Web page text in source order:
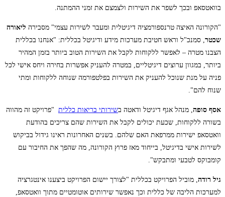
בוואטסאפ ובכך לשפר את השירות ולצמצם את זמני ההמתנה.
"הקורונה האיצה טרנספורמציה דיגיטלית ומעבר לשירות עצמי" מסבירה ליאורה
שכטר, סמנכ"ל וראש חטיבת מערכות מידע ודיגיטל בכללית: "אנחנו בכללית
הצבנו מטרה – לאפשר ללקוחות לקבל את השירות הטוב ביותר בזמן המהיר
ביותר, במגוון ערוצים דיגיטליים, במטרה להעניק אפשרות בחירה ויחס אישי לכל
פניה על מנת שנוכל להעניק את השירות בפלטפורמה שנוחה ללקוחות ומתי
שנוח להם".
אסף סופה, מנהל אגף דיגיטל ודאטה בשירותי בריאות כללית "פרויקט זה מהווה
בשורה ללקוחות, שכעת יכולים לקבל את השירות שהם צריכים בהודעת
וואטסאפ ישירות ממרפאת האם שלהם. בשנים האחרונות ראינו גידול בביקוש
לשירות אישי בדיגיטל, בייחוד מאז פרוץ הקורונה, מה שהפך את החיבור עם
קומבוקס לטבעי ומתבקש".
גיל רודה, מוביל הפרויקט בכללית "לצורך יישום הפרויקט ביצענו אינטגרציה
למערכות הליבה של כללית וכך נאפשר שירותים אוטומטיים מתוך וואטסאפ,